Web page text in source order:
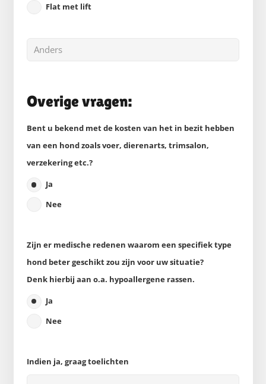
Flat met lift
Overige vragen:
Bent u bekend met de kosten van het in bezit hebben
van een hond zoals voer, dierenarts, trimsalon,
verzekering etc.?
Ja
Nee
Zijn er medische redenen waarom een specifiek type
hond beter geschikt zou zijn voor uw situatie?
Denk hierbij aan o.a. hypoallergene rassen.
Ja
Nee
Indien ja, graag toelichten